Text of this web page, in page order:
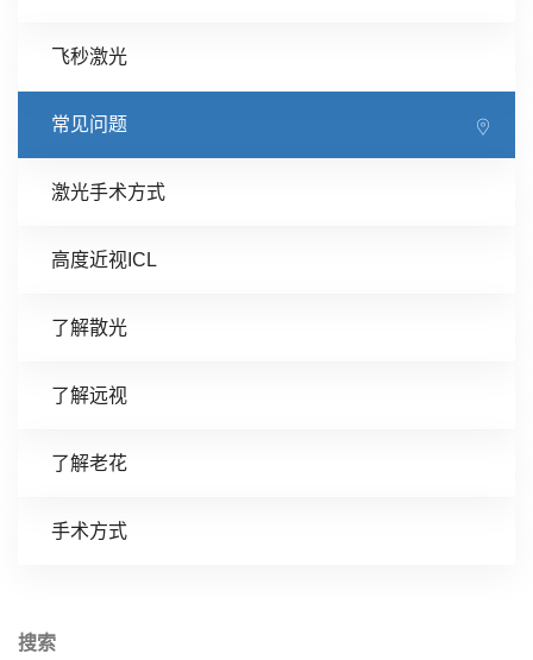
飞秒激光
常见问题
激光手术方式
高度近视ICL
了解散光
了解远视
了解老花
手术方式
搜索